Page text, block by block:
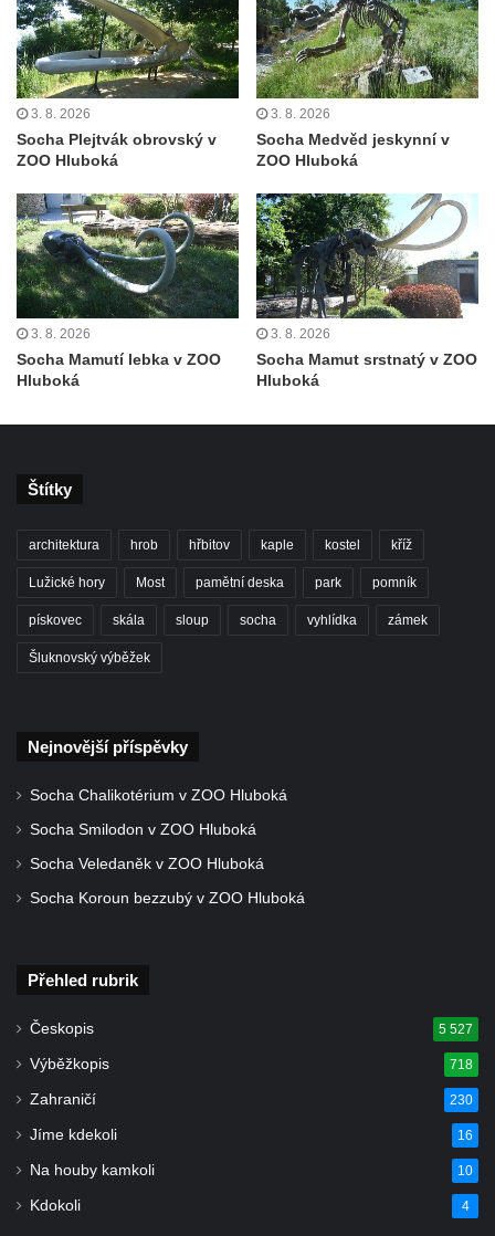
Socha divokého prasete před vstupem do
ZOO Dresden
Socha světce severně od Lužce nad
Pamětní kámen revitalizace Vltavy Vraňany
– Hořín u Lužce nad Vltavou
Strom svobody a památník 100 let republiky
a 30. výročí listopadu 1989 v Hrobčicích
Boží muka v parku před domem čp. 17 v
Hrobčicích
Sochy „Klaun a dívenka“ v parku v centru
Hrobčic
Socha býka před areálem firmy 2JCP v
Lavička Václava Havla v Pardubicích
Lavička Václava Havla v Novém Boru
Lavička Václava Havla v Krásné Lípě
Upoutávka JduHřebenovkou u parkoviště
Sousoší svatého Václava, svatého Floriána
a svatého Jana Nepomuckého východně
od Mezné
3. 8. 2026
Socha Plejtvák obrovský v
ZOO Hluboká
3. 8. 2026
Socha Medvěd jeskynní v
ZOO Hluboká
3. 8. 2026
Socha Mamutí lebka v ZOO
Hluboká
3. 8. 2026
Socha Mamut srstnatý v ZOO
Hluboká
Štítky
architektura hrob hřbitov kaple kostel kříž
Lužické hory Most pamětní deska park pomník
pískovec skála sloup socha vyhlídka zámek
Šluknovský výběžek
Nejnovější příspěvky
Socha Chalikotérium v ZOO Hluboká
Socha Smilodon v ZOO Hluboká
Socha Veledaněk v ZOO Hluboká
Socha Koroun bezzubý v ZOO Hluboká
Přehled rubrik
Českopis 5 527
Výběžkopis 718
Zahraničí 230
Jíme kdekoli 16
Na houby kamkoli 10
Kdokoli 4